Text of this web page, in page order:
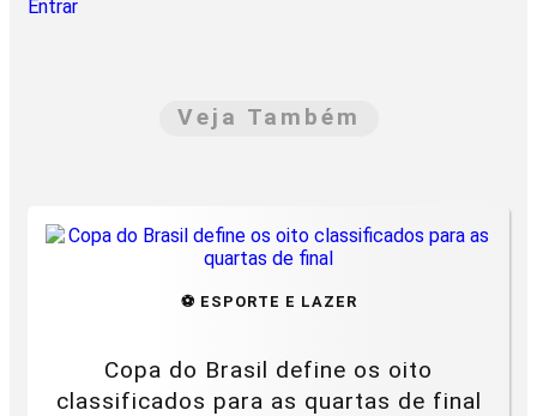
Entrar
Veja Também
⚽ ESPORTE E LAZER
Copa do Brasil define os oito
classificados para as quartas de final